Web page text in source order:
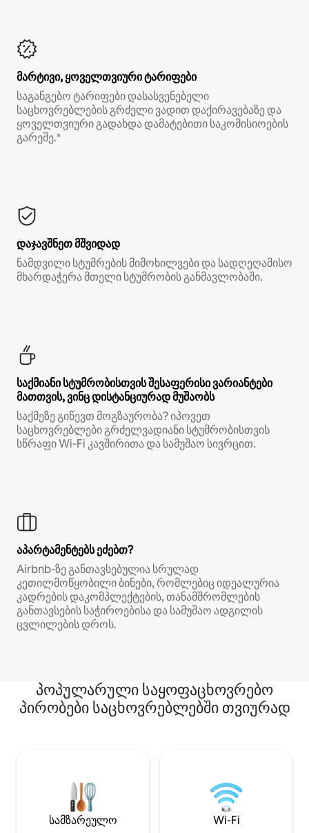
მარტივი, ყოველთვიური ტარიფები
საგანგებო ტარიფები დასასვენებელი
საცხოვრებლების გრძელი ვადით დაქირავებაზე და
ყოველთვიური გადახდა დამატებითი საკომისიოების
გარეშე.*
დაჯავშნეთ მშვიდად
ნამდვილი სტუმრების მიმოხილვები და სადღეღამისო
მხარდაჭერა მთელი სტუმრობის განმავლობაში.
საქმიანი სტუმრობისთვის შესაფერისი ვარიანტები
მათთვის, ვინც დისტანციურად მუშაობს
საქმეზე გიწევთ მოგზაურობა? იპოვეთ
საცხოვრებლები გრძელვადიანი სტუმრობისთვის
სწრაფი Wi‑Fi კავშირითა და სამუშაო სივრცით.
აპარტამენტებს ეძებთ?
Airbnb‑ზე განთავსებულია სრულად
კეთილმოწყობილი ბინები, რომლებიც იდეალურია
კადრების დაკომპლექტების, თანამშრომლების
განთავსების საჭიროებისა და სამუშაო ადგილის
ცვლილების დროს.
პოპულარული საყოფაცხოვრებო
პირობები საცხოვრებლებში თვიურად
სამზარეულო Wi-Fi